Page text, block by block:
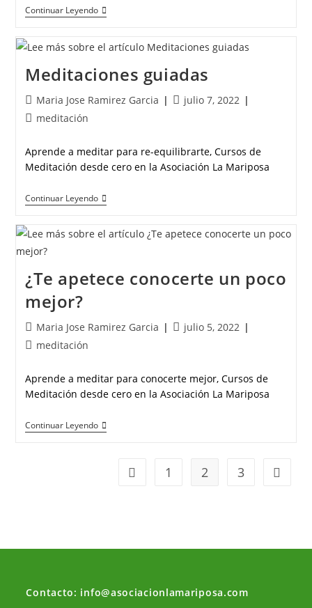
Continuar Leyendo
Meditaciones guiadas
Maria Jose Ramirez Garcia
julio 7, 2022
meditación
Aprende a meditar para re-equilibrarte, Cursos de
Meditación desde cero en la Asociación La Mariposa
Continuar Leyendo
¿Te apetece conocerte un poco
mejor?
Maria Jose Ramirez Garcia
julio 5, 2022
meditación
Aprende a meditar para conocerte mejor, Cursos de
Meditación desde cero en la Asociación La Mariposa
Continuar Leyendo
1 2 3
Contacto: info@asociacionlamariposa.com